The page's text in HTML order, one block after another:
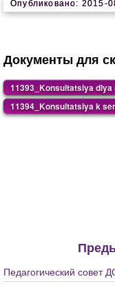
Опубликовано: 2015-
Документы для
11393_Konsultatsiya dlya
11394_Konsultatsiya k
Педагогический совет